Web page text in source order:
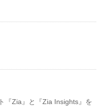
『Zia』と『Zia Insights』を